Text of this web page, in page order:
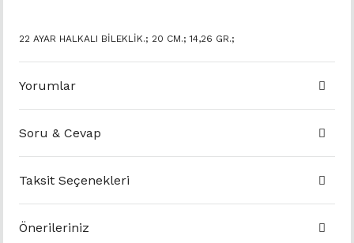
22 AYAR HALKALI BİLEKLİK.; 20 CM.; 14,26 GR.;
Yorumlar
Soru & Cevap
Taksit Seçenekleri
Önerileriniz